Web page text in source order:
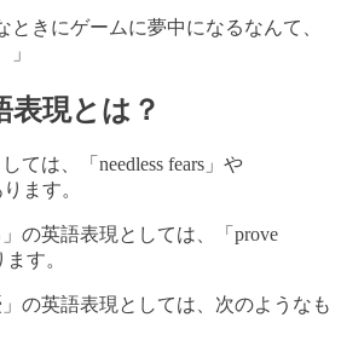
ときにゲームに夢中になるなんて、
表現とは？
ては、「needless fears」や
ます。
の英語表現としては、「prove
す。
の英語表現としては、次のようなも